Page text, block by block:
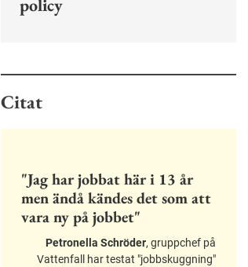
policy
Citat
"Jag har jobbat här i 13 år
men ändå kändes det som att
vara ny på jobbet"
Petronella Schröder, gruppchef på
Vattenfall har testat "jobbskuggning"